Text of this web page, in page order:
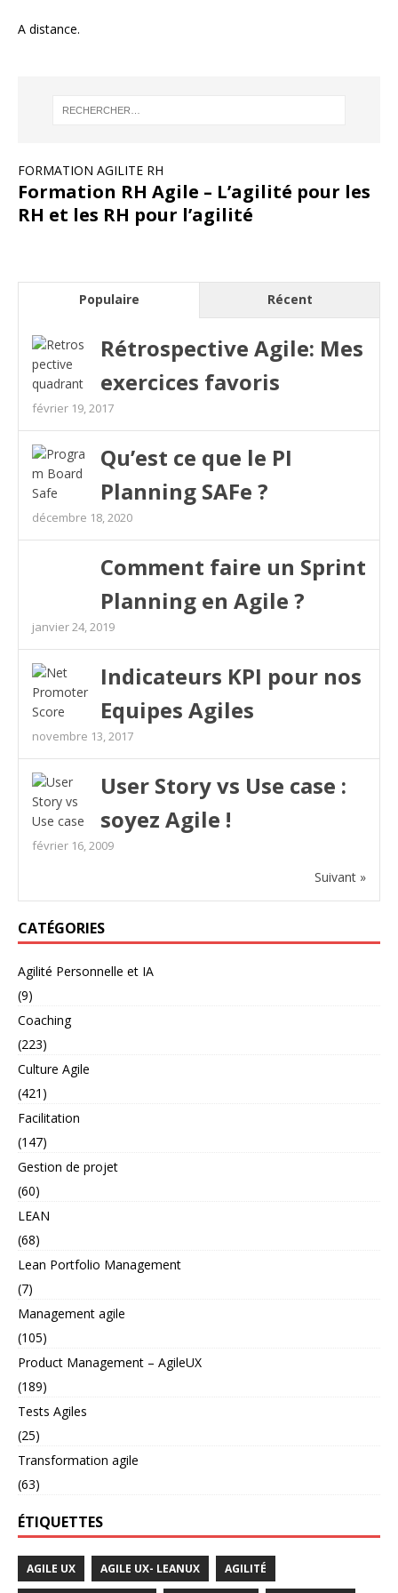
A distance.
FORMATION AGILITE RH
Formation RH Agile – L’agilité pour les
RH et les RH pour l’agilité
Populaire Récent
Rétrospective Agile: Mes
exercices favoris
février 19, 2017
Qu’est ce que le PI
Planning SAFe ?
décembre 18, 2020
Comment faire un Sprint
Planning en Agile ?
janvier 24, 2019
Indicateurs KPI pour nos
Equipes Agiles
novembre 13, 2017
User Story vs Use case :
soyez Agile !
février 16, 2009
Suivant »
CATÉGORIES
Agilité Personnelle et IA
(9)
Coaching
(223)
Culture Agile
(421)
Facilitation
(147)
Gestion de projet
(60)
LEAN
(68)
Lean Portfolio Management
(7)
Management agile
(105)
Product Management – AgileUX
(189)
Tests Agiles
(25)
Transformation agile
(63)
ÉTIQUETTES
AGILE UX AGILE UX- LEANUX AGILITÉ